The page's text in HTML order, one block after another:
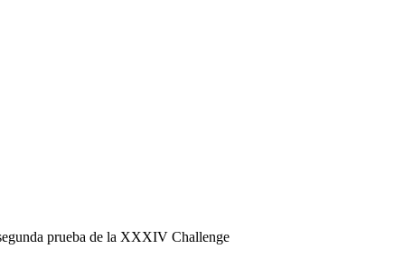
prueba de la XXXIV Challenge